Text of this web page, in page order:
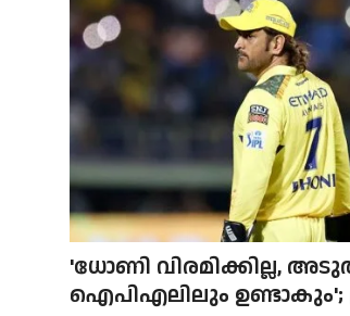
'ധോണി വിരമിക്കില്ല,
ഐപിഎലിലും ഉണ്ടാകും';